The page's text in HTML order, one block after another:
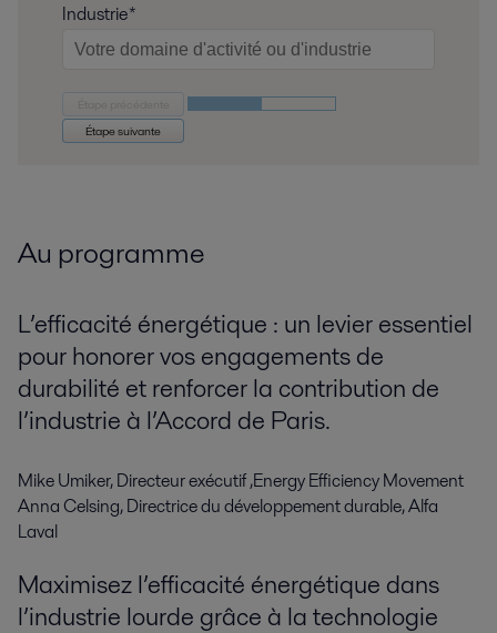
Industrie*
Étape suivante
Au programme
L’efficacité énergétique : un levier essentiel
pour honorer vos engagements de
durabilité et renforcer la contribution de
l’industrie à l’Accord de Paris.
Mike Umiker, Directeur exécutif ,Energy Efficiency Movement
Anna Celsing, Directrice du développement durable, Alfa
Laval
Maximisez l’efficacité énergétique dans
l’industrie lourde grâce à la technologie